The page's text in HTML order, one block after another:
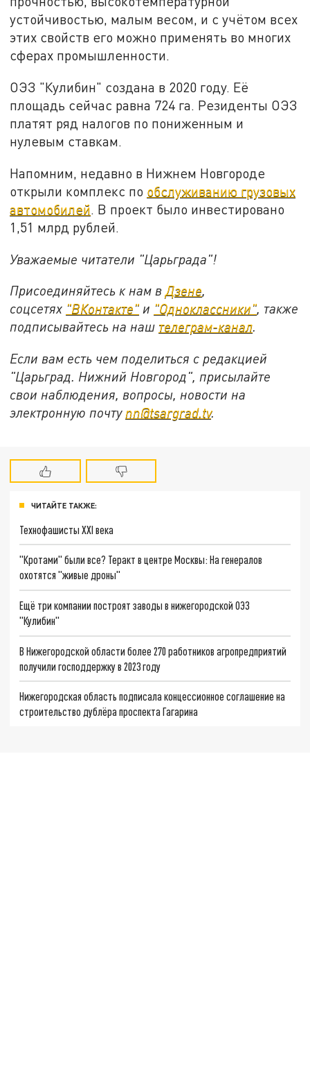
устойчивостью, малым весом, и с учётом всех
этих свойств его можно применять во многих
сферах промышленности.
ОЭЗ "Кулибин" создана в 2020 году. Её
площадь сейчас равна 724 га. Резиденты ОЭЗ
платят ряд налогов по пониженным и
нулевым ставкам.
Напомним, недавно в Нижнем Новгороде
открыли комплекс по обслуживанию грузовых
автомобилей. В проект было инвестировано
1,51 млрд рублей.
Уважаемые читатели "Царьграда"!
Присоединяйтесь к нам вДзене,
соцсетях "ВКонтакте" и "Одноклассники", также
подписывайтесь на наш телеграм-канал.
Если вам есть чем поделиться с редакцией
"Царьград. Нижний Новгород", присылайте
свои наблюдения, вопросы, новости на
электронную почту nn@tsargrad.tv.
ЧИТАЙТЕ ТАКЖЕ:
Технофашисты XXI века
"Кротами" были все? Теракт в центре Москвы: На генералов
охотятся "живые дроны"
Ещё три компании построят заводы в нижегородской ОЭЗ
"Кулибин"
В Нижегородской области более 270 работников агропредприятий
получили господдержку в 2023 году
Нижегородская область подписала концессионное соглашение на
строительство дублёра проспекта Гагарина